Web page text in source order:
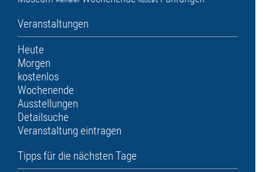
Veranstaltungen
Heute
Morgen
kostenlos
Wochenende
Ausstellungen
Detailsuche
Veranstaltung eintragen
Tipps für die nächsten Tage